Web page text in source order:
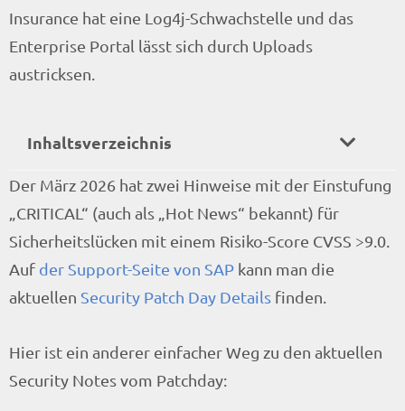
Insurance hat eine Log4j-Schwachstelle und das
Enterprise Portal lässt sich durch Uploads
austricksen.
Inhaltsverzeichnis
Der März 2026 hat zwei Hinweise mit der Einstufung
„CRITICAL“ (auch als „Hot News“ bekannt) für
Sicherheitslücken mit einem Risiko-Score CVSS >9.0.
Auf der Support-Seite von SAP kann man die
aktuellen Security Patch Day Details finden.
Hier ist ein anderer einfacher Weg zu den aktuellen
Security Notes vom Patchday: